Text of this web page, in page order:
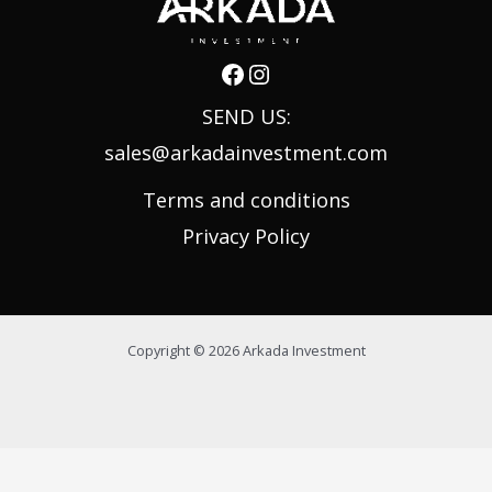
SEND US:
sales@arkadainvestment.com
Terms and conditions
Privacy Policy
Copyright © 2026 Arkada Investment